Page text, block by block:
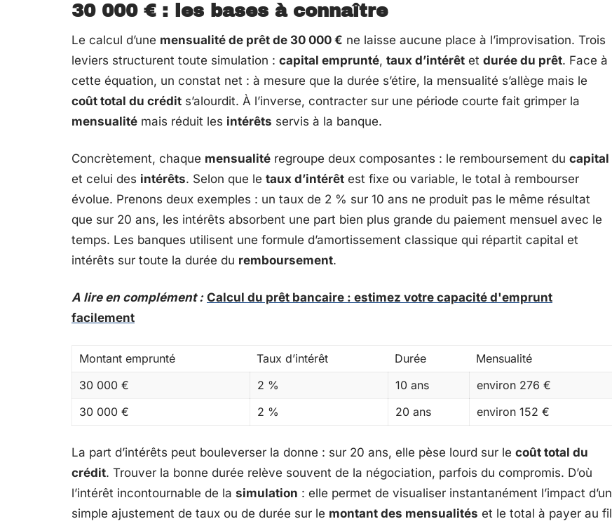
30 000 € : les bases à connaître
Le calcul d’une mensualité de prêt de 30 000 € ne laisse aucune place à l’improvisation. Trois
leviers structurent toute simulation : capital emprunté, taux d’intérêt et durée du prêt. Face à
cette équation, un constat net : à mesure que la durée s’étire, la mensualité s’allège mais le
coût total du crédit s’alourdit. À l’inverse, contracter sur une période courte fait grimper la
mensualité mais réduit les intérêts servis à la banque.
Concrètement, chaque mensualité regroupe deux composantes : le remboursement du capital
et celui des intérêts. Selon que le taux d’intérêt est fixe ou variable, le total à rembourser
évolue. Prenons deux exemples : un taux de 2 % sur 10 ans ne produit pas le même résultat
que sur 20 ans, les intérêts absorbent une part bien plus grande du paiement mensuel avec le
temps. Les banques utilisent une formule d’amortissement classique qui répartit capital et
intérêts sur toute la durée du remboursement.
A lire en complément : Calcul du prêt bancaire : estimez votre capacité d'emprunt
facilement
Montant emprunté Taux d’intérêt Durée
Mensualité
30 000 €
2 % 10 ans
environ 276 €
30 000 €
2 % 20 ans environ 152 €
La part d’intérêts peut bouleverser la donne : sur 20 ans, elle pèse lourd sur le coût total du
crédit. Trouver la bonne durée relève souvent de la négociation, parfois du compromis. D’où
l’intérêt incontournable de la simulation : elle permet de visualiser instantanément l’impact d’un
simple ajustement de taux ou de durée sur le montant des mensualités et le total à payer au fil